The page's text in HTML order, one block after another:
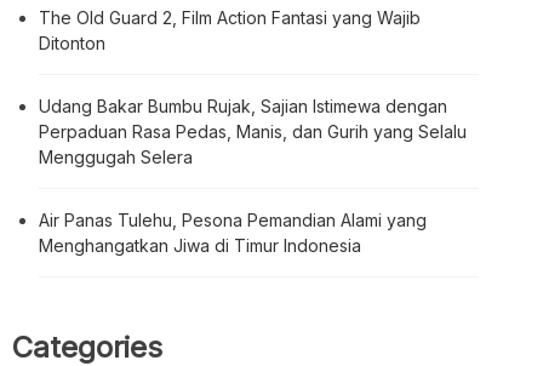
The Old Guard 2, Film Action Fantasi yang Wajib
Ditonton
Udang Bakar Bumbu Rujak, Sajian Istimewa dengan
Perpaduan Rasa Pedas, Manis, dan Gurih yang Selalu
Menggugah Selera
Air Panas Tulehu, Pesona Pemandian Alami yang
Menghangatkan Jiwa di Timur Indonesia
Categories